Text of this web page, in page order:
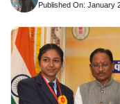
Published On: January